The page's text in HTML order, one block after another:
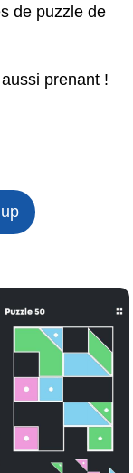
de puzzle de
prenant !